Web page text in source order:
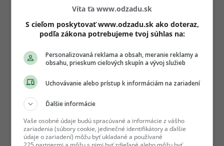
Víta ťa www.odzadu.sk
S cieľom poskytovať www.odzadu.sk ako doteraz,
podľa zákona potrebujeme tvoj súhlas na:
Personalizovaná reklama a obsah, meranie reklamy a
obsahu, prieskum cieľových skupín a vývoj služieb
Uchovávanie alebo prístup k informáciám na zariadení
Ďalšie informácie
Vaše osobné údaje budú spracúvané a informácie z vášho
zariadenia (súbory cookie, jedinečné identifikátory a ďalšie
údaje o zariadení) môžu byť ukladané a používané